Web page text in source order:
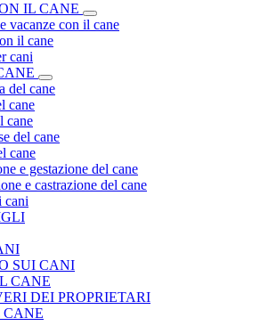
IL CANE
vacanze con il cane
il cane
cani
del cane
cane
cane
del cane
cane
e gestazione del cane
e castrazione del cane
cani
SUI CANI
CANE
DEI PROPRIETARI
CANE